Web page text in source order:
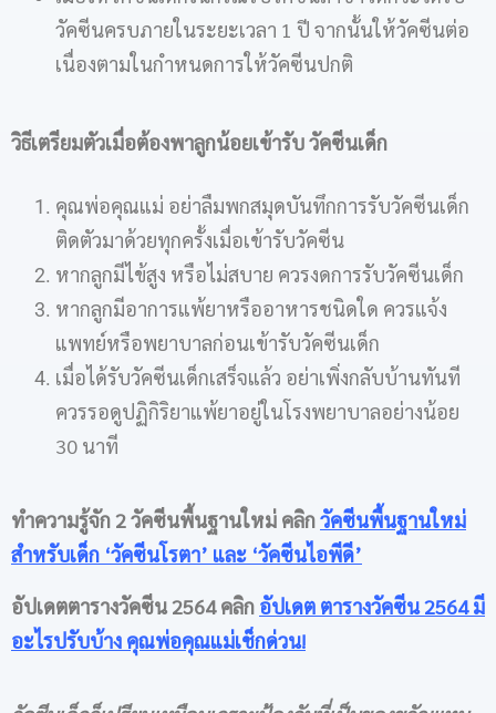
วัคซีนครบภายในระยะเวลา 1 ปี จากนั้นให้วัคซีนต่อ
เนื่องตามในกำหนดการให้วัคซีนปกติ
วิธีเตรียมตัวเมื่อต้องพาลูกน้อยเข้ารับ วัคซีนเด็ก
คุณพ่อคุณแม่ อย่าลืมพกสมุดบันทึกการรับวัคซีนเด็ก
ติดตัวมาด้วยทุกครั้งเมื่อเข้ารับวัคซีน
หากลูกมีไข้สูง หรือไม่สบาย ควรงดการรับวัคซีนเด็ก
หากลูกมีอาการแพ้ยาหรืออาหารชนิดใด ควรแจ้ง
แพทย์หรือพยาบาลก่อนเข้ารับวัคซีนเด็ก
เมื่อได้รับวัคซีนเด็กเสร็จแล้ว อย่าเพิ่งกลับบ้านทันที
ควรรอดูปฏิกิริยาแพ้ยาอยู่ในโรงพยาบาลอย่างน้อย
30 นาที
ทำความรู้จัก2 วัคซีนพื้นฐานใหม่ คลิกวัคซีนพื้นฐานใหม่
สำหรับเด็ก ‘วัคซีนโรตา’ และ ‘วัคซีนไอพีดี’
อัปเดตตารางวัคซีน 2564 คลิก อัปเดต ตารางวัคซีน 2564 มี
อะไรปรับบ้าง คุณพ่อคุณแม่เช็กด่วน!